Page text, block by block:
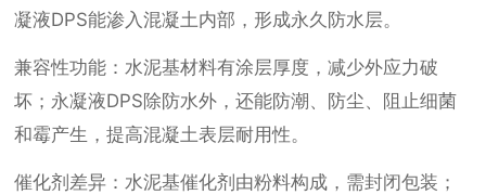
凝液DPS能渗入混凝土内部，形成永久防水层。
兼容性功能：水泥基材料有涂层厚度，减少外应力破
坏；永凝液DPS除防水外，还能防潮、防尘、阻止细菌
和霉产生，提高混凝土表层耐用性。
催化剂差异：水泥基催化剂由粉料构成，需封闭包装；